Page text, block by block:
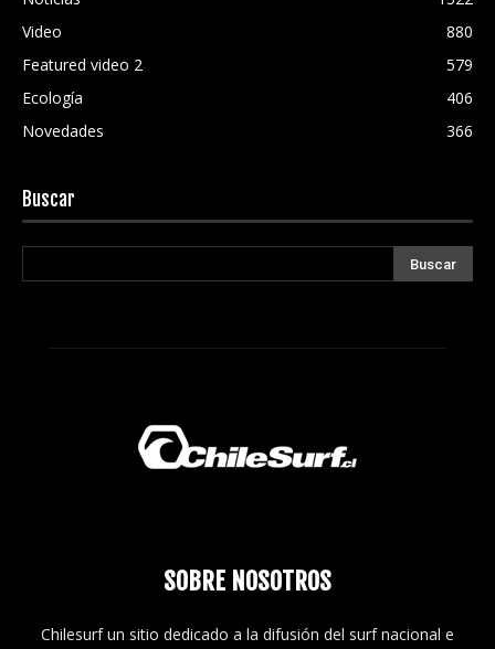
Video
880
Featured video 2
579
Ecología
406
Novedades
366
Buscar
SOBRE NOSOTROS
Chilesurf un sitio dedicado a la difusión del surf nacional e